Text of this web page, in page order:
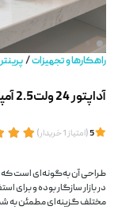
راهکارها و تجهیزات/پرینتر
آداپتور 24 ولت2.5 آمپر پرینتر حرارتی و لیبل پرینتر
(امتیاز1خریدار)
طراحی آن به‌گونه‌ای است که با
در بازار سازگار بوده و برای
مختلف گزینه‌ای مطمئن به